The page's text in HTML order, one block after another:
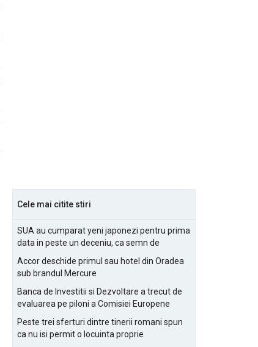
Cele mai citite stiri
SUA au cumparat yeni japonezi pentru prima
data in peste un deceniu, ca semn de
Accor deschide primul sau hotel din Oradea
sub brandul Mercure
Banca de Investitii si Dezvoltare a trecut de
evaluarea pe piloni a Comisiei Europene
Peste trei sferturi dintre tinerii romani spun
ca nu isi permit o locuinta proprie